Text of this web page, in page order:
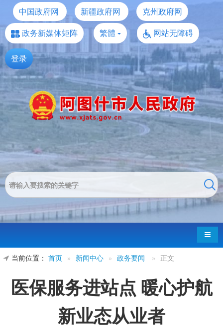
中国政府网 新疆政府网
克州政府网
政务新媒体矩阵
繁體 网站无障碍
登录
导航
当前位置： 首页 » 新闻中心 » 政务要闻 » 正文
医保服务进站点 暖心护航
新业态从业者